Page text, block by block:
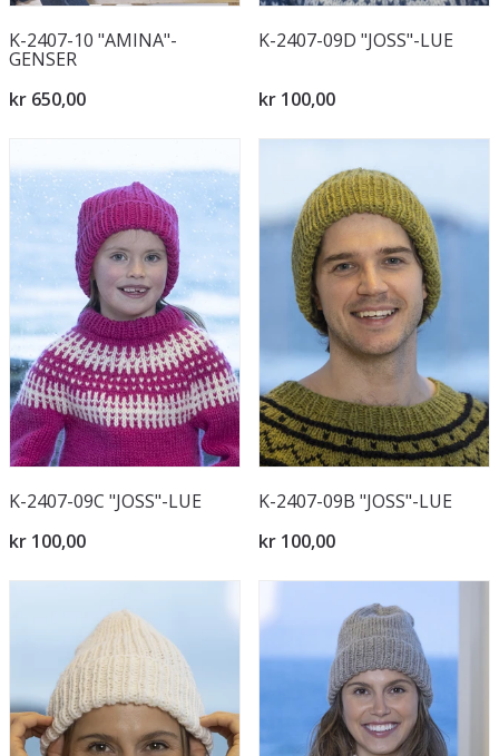
K-2407-10 "AMINA"-
GENSER
kr 650,00
K-2407-09D "JOSS"-LUE
kr 100,00
K-2407-09C "JOSS"-LUE
kr 100,00
K-2407-09B "JOSS"-LUE
kr 100,00